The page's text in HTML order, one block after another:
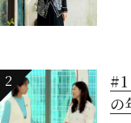
2
の